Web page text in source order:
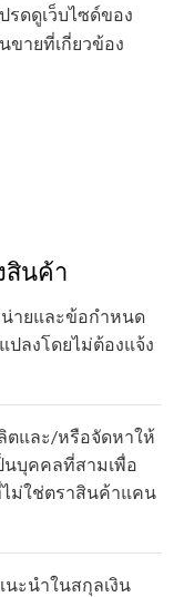
ดดูเว็บไซด์ของ
ขายที่เกี่ยวข้อง
นค้า
น่ายและข้อกำหนด
ปลงโดยไม่ต้องแจ้ง
ตและ/หรือจัดหาให้
บุคคลที่สามเพื่อ
ม่ใช่ตราสินค้าแคน
ะนำในสกุลเงิน